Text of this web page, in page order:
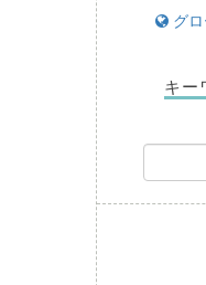
グロ
キー